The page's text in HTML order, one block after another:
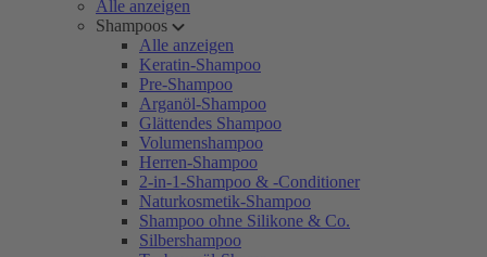
Alle anzeigen
Shampoos
Alle anzeigen
Keratin-Shampoo
Pre-Shampoo
Arganöl-Shampoo
Glättendes Shampoo
Volumenshampoo
Herren-Shampoo
2-in-1-Shampoo & -Conditioner
Naturkosmetik-Shampoo
Shampoo ohne Silikone & Co.
Silbershampoo